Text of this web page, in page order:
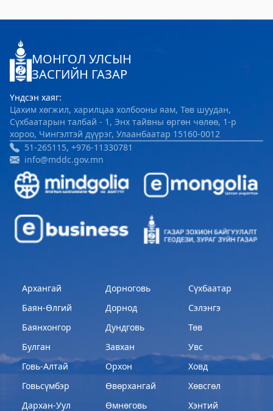
МОНГОЛ УЛСЫН
ЗАСГИЙН ГАЗАР
Үндсэн хаяг:
Цахим хөгжил, харилцаа холбооны яам, Төв шуудан,
Сүхбаатарын талбай - 1, Энх тайвны өргөн чөлөө, 1-р
хороо, Чингэлтэй дүүрэг, Улаанбаатар 15160-0012
51-265115, +976-11330781
info@mddc.gov.mn
Архангай
Баян-Өлгий
Баянхонгор
Булган
Говь-Алтай
Говьсүмбэр
Дархан-Уул
Дорноговь
Дорнод
Дундговь
Завхан
Орхон
Өвөрхангай
Өмнөговь
Сүхбаатар
Сэлэнгэ
Төв
Увс
Ховд
Хөвсгөл
Хэнтий